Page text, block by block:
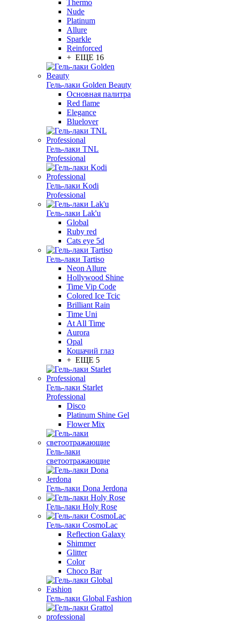
Thermo
Nude
Platinum
Allure
Sparkle
Reinforced
+ ЕЩЕ 16
Гель-лаки Golden Beauty
Основная палитра
Red flame
Elegance
Bluelover
Гель-лаки TNL
Professional
Гель-лаки Kodi
Professional
Гель-лаки Lak'u
Global
Ruby red
Cats eye 5d
Гель-лаки Tartiso
Neon Allure
Hollywood Shine
Time Vip Code
Colored Ice Tcic
Brilliant Rain
Time Uni
At All Time
Aurora
Opal
Кошачий глаз
+ ЕЩЕ 5
Гель-лаки Starlet
Professional
Disco
Platinum Shine Gel
Flower Mix
Гель-лаки
светоотражающие
Гель-лаки Dona Jerdona
Гель-лаки Holy Rose
Гель-лаки CosmoLac
Reflection Galaxy
Shimmer
Glitter
Color
Choco Bar
Гель-лаки Global Fashion